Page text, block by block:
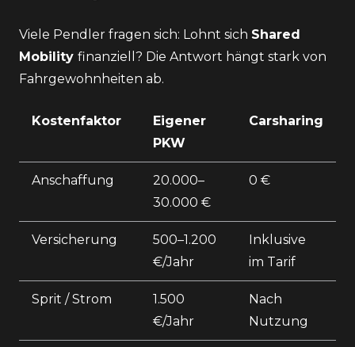
Viele Pendler fragen sich: Lohnt sich Shared
Mobility finanziell? Die Antwort hängt stark von
Fahrgewohnheiten ab.
Kostenfaktor
Eigener
PKW
Carsharing
Anschaffung
20.000–
30.000 €
0 €
Versicherung
500–1.200
€/Jahr
Inklusive
im Tarif
Sprit / Strom
1.500
€/Jahr
Nach
Nutzung